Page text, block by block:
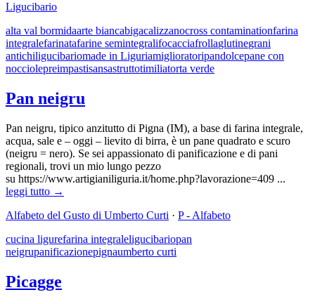
Ligucibario
alta val bormidaarte biancabigacalizzanocross contaminationfarina
integralefarinatafarine semintegralifocacciafrollaglutinegrani
antichiligucibariomade in Liguriamiglioratoripandolcepane con
nocciolepreimpastisansastruttotimiliatorta verde
Pan neigru
Pan neigru, tipico anzitutto di Pigna (IM), a base di farina integrale,
acqua, sale e – oggi – lievito di birra, è un pane quadrato e scuro
(neigru = nero). Se sei appassionato di panificazione e di pani
regionali, trovi un mio lungo pezzo
su https://www.artigianiliguria.it/home.php?lavorazione=409 ...
leggi tutto →
Alfabeto del Gusto di Umberto Curti · P - Alfabeto
cucina ligurefarina integraleligucibariopan
neigrupanificazionepignaumberto curti
Picagge